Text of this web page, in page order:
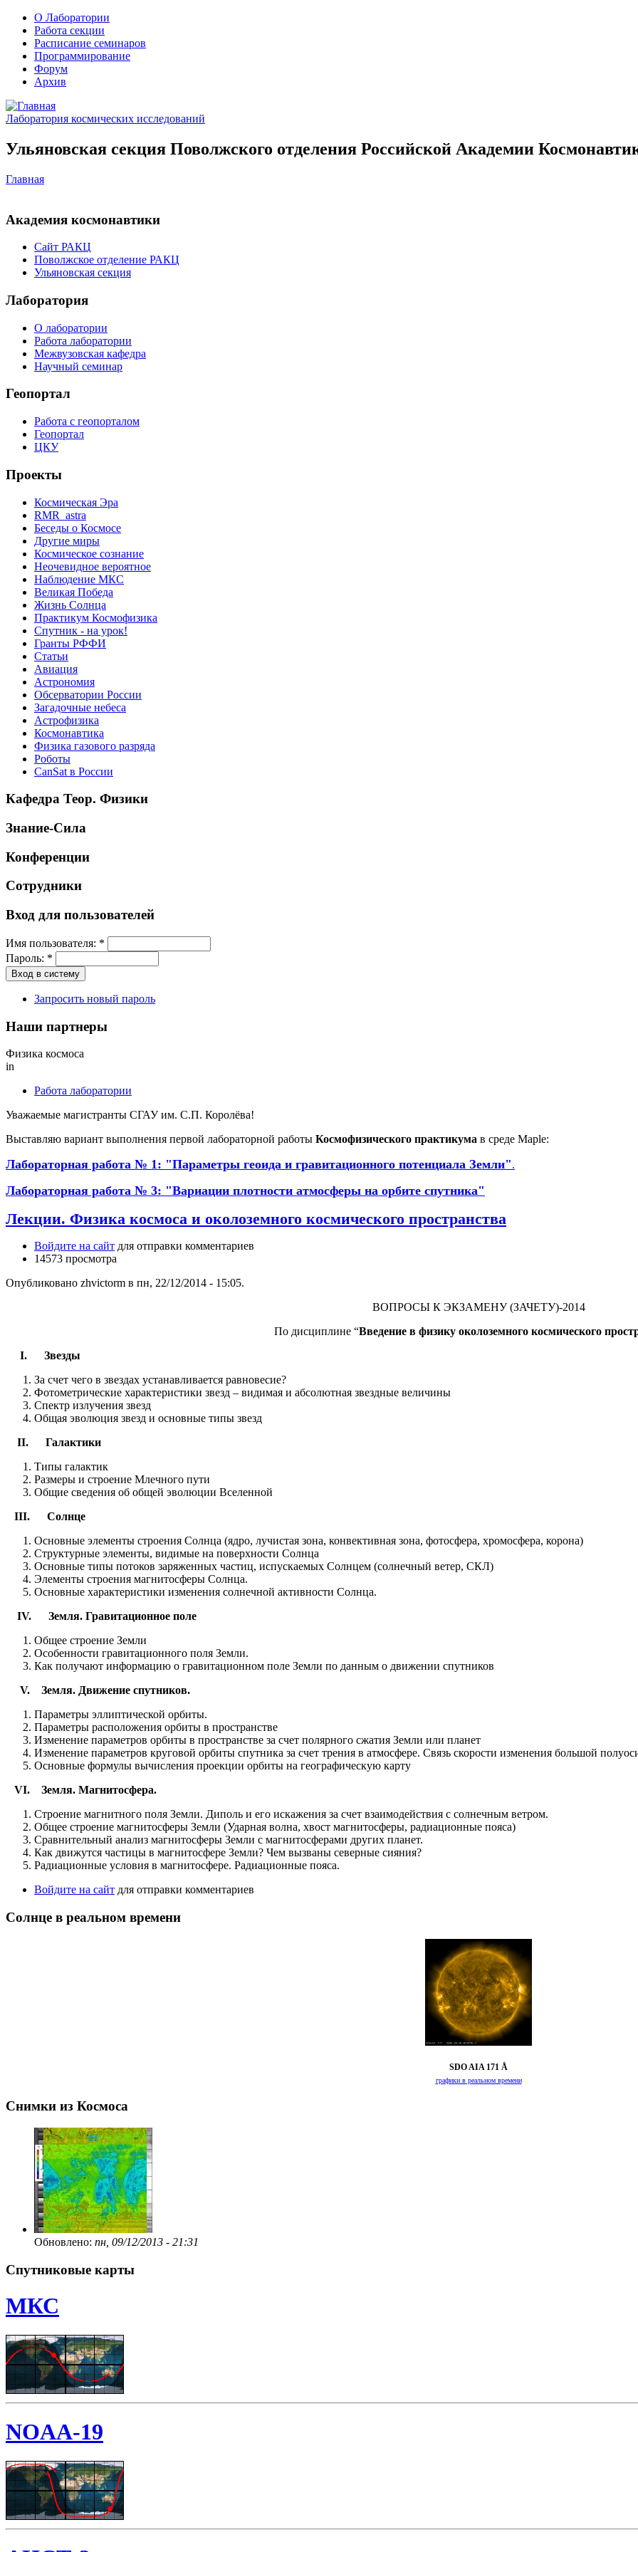
О Лаборатории
Работа секции
Расписание семинаров
Программирование
Форум
Архив
Лаборатория космических исследований
Ульяновская секция Поволжского отделения Российской Академии
Главная
Академия космонавтики
Сайт РАКЦ
Поволжское отделение РАКЦ
Ульяновская секция
Лаборатория
О лаборатории
Работа лаборатории
Межвузовская кафедра
Научный семинар
Геопортал
Работа с геопорталом
Геопортал
ЦКУ
Проекты
Космическая Эра
RMR_astra
Беседы о Космосе
Другие миры
Космическое сознание
Неочевидное вероятное
Наблюдение МКС
Великая Победа
Жизнь Солнца
Практикум Космофизика
Спутник - на урок!
Гранты РФФИ
Статьи
Авиация
Астрономия
Обсерватории России
Загадочные небеса
Астрофизика
Космонавтика
Физика газового разряда
Роботы
CanSat в России
Кафедра Теор. Физики
Знание-Сила
Конференции
Сотрудники
Вход для пользователей
Имя пользователя: *
Пароль: *
Запросить новый пароль
Наши партнеры
Физика космоса
in
Работа лаборатории
Уважаемые магистранты СГАУ им. С.П. Королёва!
Выставляю вариант выполнения первой лабораторной работы Космофизического практикума в среде Maple:
Лабораторная работа № 1: "Параметры геоида и гравитационного потенциала Земли".
Лабораторная работа № 3: "Вариации плотности атмосферы на орбите спутника"
Лекции. Физика космоса и околоземного космического пространства
Войдите на сайт для отправки комментариев
14573 просмотра
Опубликовано zhvictorm в пн, 22/12/2014 - 15:05.
ВОПРОСЫ К ЭКЗАМЕНУ (ЗАЧЕТУ)-2014
По дисциплине “Введение в физику околоземного космического
I. Звезды
За счет чего в звездах устанавливается равновесие?
Фотометрические характеристики звезд – видимая и абсолютная звездные величины
Спектр излучения звезд
Общая эволюция звезд и основные типы звезд
II. Галактики
Типы галактик
Размеры и строение Млечного пути
Общие сведения об общей эволюции Вселенной
III. Солнце
Основные элементы строения Солнца (ядро, лучистая зона, конвективная зона, фотосфера, хромосфера, корона)
Структурные элементы, видимые на поверхности Солнца
Основные типы потоков заряженных частиц, испускаемых Солнцем (солнечный ветер, СКЛ)
Элементы строения магнитосферы Солнца.
Основные характеристики изменения солнечной активности Солнца.
IV. Земля. Гравитационное поле
Общее строение Земли
Особенности гравитационного поля Земли.
Как получают информацию о гравитационном поле Земли по данным о движении спутников
V. Земля. Движение спутников.
Параметры эллиптической орбиты.
Параметры расположения орбиты в пространстве
Изменение параметров орбиты в пространстве за счет полярного сжатия Земли или планет
Изменение параметров круговой орбиты спутника за счет трения в атмосфере. Связь скорости изменения большой
Основные формулы вычисления проекции орбиты на географическую карту
VI. Земля. Магнитосфера.
Строение магнитного поля Земли. Диполь и его искажения за счет взаимодействия с солнечным ветром.
Общее строение магнитосферы Земли (Ударная волна, хвост магнитосферы, радиационные пояса)
Сравнительный анализ магнитосферы Земли с магнитосферами других планет.
Как движутся частицы в магнитосфере Земли? Чем вызваны северные сияния?
Радиационные условия в магнитосфере. Радиационные пояса.
Войдите на сайт для отправки комментариев
Солнце в реальном времени
SDO AIA 171 Å
графики в реальном времени
Снимки из Космоса
Обновлено: пн, 09/12/2013 - 21:31
Спутниковые карты
МКС
NOAA-19